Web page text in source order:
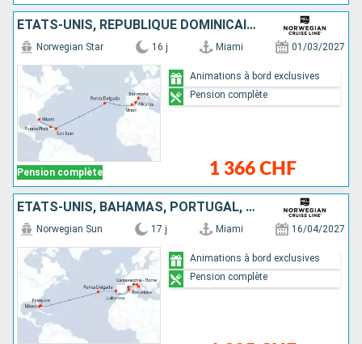
ÉTATS-UNIS, RÉPUBLIQUE DOMINICAINE, PORTO RICO, PORTUGAL, ESPAGNE
Pension complète
Norwegian Star 16 j Miami 01/03/2027
1 366 CHF
Animations à bord exclusives
Pension complète
ÉTATS-UNIS, BAHAMAS, PORTUGAL, MAJORQUE, ESPAGNE, FRANCE, ITALIE
Norwegian Sun 17 j Miami 16/04/2027
Animations à bord exclusives
Pension complète